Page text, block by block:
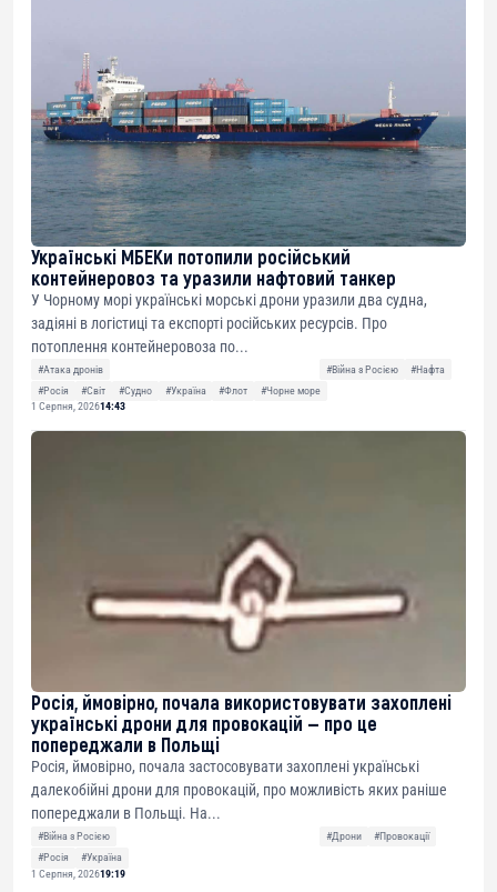
Українські МБЕКи потопили російський
контейнеровоз та уразили нафтовий танкер
У Чорному морі українські морські дрони уразили два судна,
задіяні в логістиці та експорті російських ресурсів. Про
потоплення контейнеровоза по...
#Атака дронів #Війна з Росією
#Нафта
#Росія
#Світ #Судно #Україна #Флот
#Чорне море
1 Серпня, 202614:43
Росія, ймовірно, почала використовувати захоплені
українські дрони для провокацій — про це
попереджали в Польщі
Росія, ймовірно, почала застосовувати захоплені українські
далекобійні дрони для провокацій, про можливість яких раніше
попереджали в Польщі. На...
#Війна з Росією #Дрони
#Провокації
#Росія
#Україна
1 Серпня, 202619:19